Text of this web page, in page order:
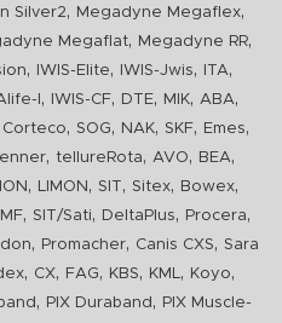
Silver2, Megadyne Megaflex,
Megaflat, Megadyne RR,
, IWIS-Elite, IWIS-Jwis, ITA,
I , IWIS-CF, DTE, MIK, ABA,
Corteco, SOG, NAK, SKF, Emes,
, tellureRota, AVO, BEA,
, LIMON , SIT, Sitex, Bowex,
MF, SIT/Sati, DeltaPlus, Procera,
, Promacher, Canis CXS, Sara
, CX, FAG, KBS, KML, Koyo,
, PIX Duraband ,
PIX Muscle-